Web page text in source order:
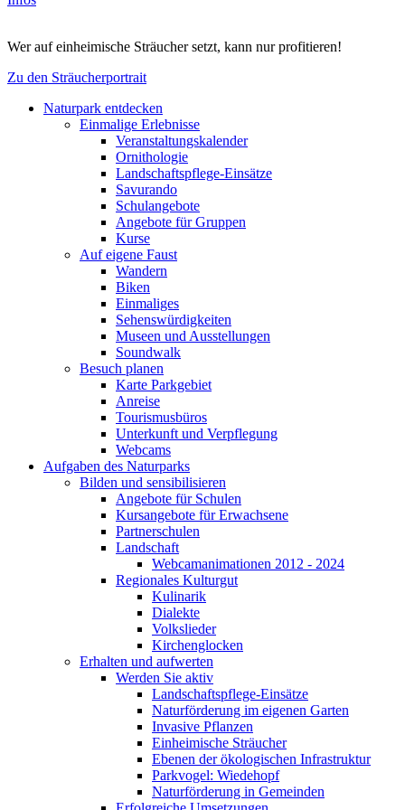
Wer auf einheimische Sträucher setzt, kann nur profitieren!
Zu den Sträucherportrait
Naturpark entdecken
Einmalige Erlebnisse
Veranstaltungskalender
Ornithologie
Landschaftspflege-Einsätze
Savurando
Schulangebote
Angebote für Gruppen
Kurse
Auf eigene Faust
Wandern
Biken
Einmaliges
Sehenswürdigkeiten
Museen und Ausstellungen
Soundwalk
Besuch planen
Karte Parkgebiet
Anreise
Tourismusbüros
Unterkunft und Verpflegung
Webcams
Aufgaben des Naturparks
Bilden und sensibilisieren
Angebote für Schulen
Kursangebote für Erwachsene
Partnerschulen
Landschaft
Webcamanimationen 2012 - 2024
Regionales Kulturgut
Kulinarik
Dialekte
Volkslieder
Kirchenglocken
Erhalten und aufwerten
Werden Sie aktiv
Landschaftspflege-Einsätze
Naturförderung im eigenen Garten
Invasive Pflanzen
Einheimische Sträucher
Ebenen der ökologischen Infrastruktur
Parkvogel: Wiedehopf
Naturförderung in Gemeinden